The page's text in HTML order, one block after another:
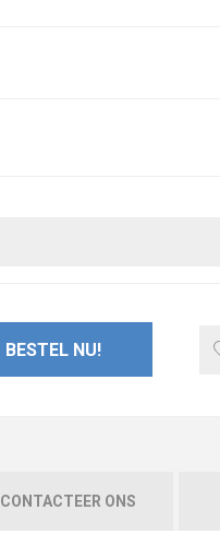
BESTEL NU!
CONTACTEER ONS